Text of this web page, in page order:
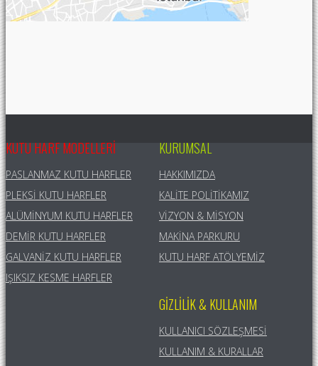
KUTU HARF MODELLERI
PASLANMAZ KUTU HARFLER
PLEKSI KUTU HARFLER
ALÜMINYUM KUTU HARFLER
DEMIR KUTU HARFLER
GALVANIZ KUTU HARFLER
IŞIKSIZ KESME HARFLER
KURUMSAL
HAKKIMIZDA
KALITE POLITIKAMIZ
VIZYON & MISYON
MAKINA PARKURU
KUTU HARF ATÖLYEMIZ
GIZLILIK & KULLANIM
KULLANICI SÖZLEŞMESI
KULLANIM & KURALLAR